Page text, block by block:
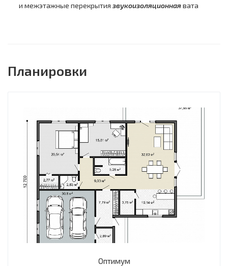
и межэтажные перекрытия звукоизоляционнаявата
Планировки
Оптимум